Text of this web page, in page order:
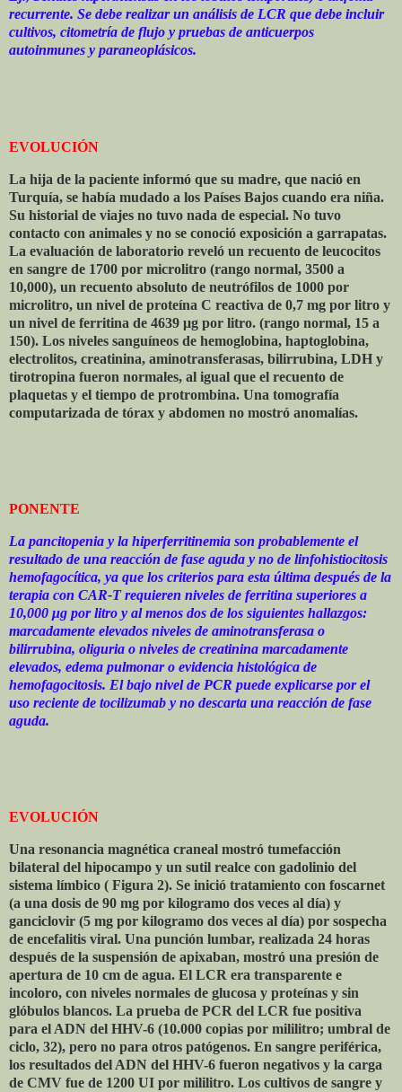
recurrente. Se debe realizar un análisis de LCR que debe incluir
cultivos, citometría de flujo y pruebas de anticuerpos
autoinmunes y paraneoplásicos.
EVOLUCIÓN
La hija de la paciente informó que su madre, que nació en
Turquía, se había mudado a los Países Bajos cuando era niña.
Su historial de viajes no tuvo nada de especial. No tuvo
contacto con animales y no se conoció exposición a garrapatas.
La evaluación de laboratorio reveló un recuento de leucocitos
en sangre de 1700 por microlitro (rango normal, 3500 a
10,000), un recuento absoluto de neutrófilos de 1000 por
microlitro, un nivel de proteína C reactiva de 0,7 mg por litro y
un nivel de ferritina de 4639 μg por litro. (rango normal, 15 a
150). Los niveles sanguíneos de hemoglobina, haptoglobina,
electrolitos, creatinina, aminotransferasas, bilirrubina, LDH y
tirotropina fueron normales, al igual que el recuento de
plaquetas y el tiempo de protrombina. Una tomografía
computarizada de tórax y abdomen no mostró anomalías.
PONENTE
La pancitopenia y la hiperferritinemia son probablemente el
resultado de una reacción de fase aguda y no de linfohistiocitosis
hemofagocítica, ya que los criterios para esta última después de la
terapia con CAR-T requieren niveles de ferritina superiores a
10,000 μg por litro y al menos dos de los siguientes hallazgos:
marcadamente elevados niveles de aminotransferasa o
bilirrubina, oliguria o niveles de creatinina marcadamente
elevados, edema pulmonar o evidencia histológica de
hemofagocitosis. El bajo nivel de PCR puede explicarse por el
uso reciente de tocilizumab y no descarta una reacción de fase
aguda.
EVOLUCIÓN
Una resonancia magnética craneal mostró tumefacción
bilateral del hipocampo y un sutil realce con gadolinio del
sistema límbico ( Figura 2). Se inició tratamiento con foscarnet
(a una dosis de 90 mg por kilogramo dos veces al día) y
ganciclovir (5 mg por kilogramo dos veces al día) por sospecha
de encefalitis viral. Una punción lumbar, realizada 24 horas
después de la suspensión de apixaban, mostró una presión de
apertura de 10 cm de agua. El LCR era transparente e
incoloro, con niveles normales de glucosa y proteínas y sin
glóbulos blancos. La prueba de PCR del LCR fue positiva
para el ADN del HHV-6 (10.000 copias por mililitro; umbral de
ciclo, 32), pero no para otros patógenos. En sangre periférica,
los resultados del ADN del HHV-6 fueron negativos y la carga
de CMV fue de 1200 UI por mililitro. Los cultivos de sangre y